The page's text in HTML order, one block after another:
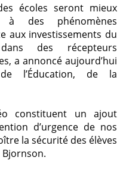
écoles seront mieux
des phénomènes
aux investissements du
des récepteurs
a annoncé aujourd’hui
l’Éducation, de la
constituent un ajout
d’urgence de nos
la sécurité des élèves